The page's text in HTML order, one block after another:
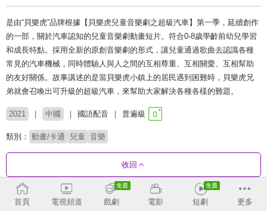
是由“貝樂虎”品牌根據【貝樂虎兒童音樂劇之超級汽車】第一季，延續創作
的一部，關於汽車認知的兒童音樂劇動畫短片。符合0-8歲學齡前幼兒學習
和成長特點。採用全新的原創音樂劇的形式，讓兒童通過歌曲去認識各種
常見的汽車機械，同時體驗人與人之間的互相尊重、互相關愛、互相幫助
的友好關係。故事講述的是當貝樂虎小鎮上的居民遇到困難時，貝樂虎兄
弟就會召喚出可升級的超級汽車，來幫助大家解決各種各樣的難題。
2021 中國 國語配音 普遍級
類別： 動畫/卡通 兒童 音樂
收回
劇集列表 正序
首頁 電視頻道 戲劇 電影 短劇 更多